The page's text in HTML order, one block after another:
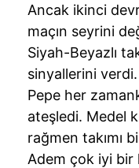
Ancak ikinci
maçın seyrini
Siyah-Beyazlı
sinyallerini verdi.
Pepe her
ateşledi. Medel
rağmen takımı
Adem çok iyi bir